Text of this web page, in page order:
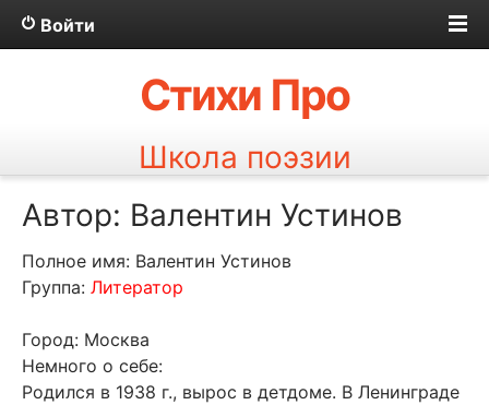
Войти
Стихи Про
Школа поэзии
Автор: Валентин Устинов
Полное имя: Валентин Устинов
Группа: Литератор
Город: Москва
Немного о себе:
Родился в 1938 г., вырос в детдоме. В Ленинграде